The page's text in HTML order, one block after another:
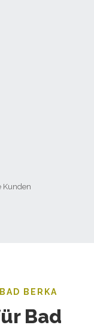
Kunden
BERKA
Bad